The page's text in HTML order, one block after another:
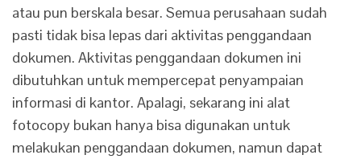
atau pun berskala besar. Semua perusahaan sudah
pasti tidak bisa lepas dari aktivitas penggandaan
dokumen. Aktivitas penggandaan dokumen ini
dibutuhkan untuk mempercepat penyampaian
informasi di kantor. Apalagi, sekarang ini alat
fotocopy bukan hanya bisa digunakan untuk
melakukan penggandaan dokumen, namun dapat